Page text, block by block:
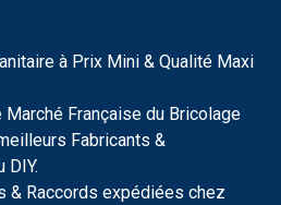
à Prix Mini & Qualité Maxi
Française du Bricolage
Fabricants &
DIY.
& Raccords expédiées chez